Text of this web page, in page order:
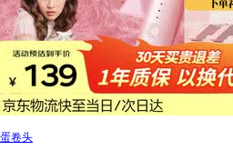
蛋卷头